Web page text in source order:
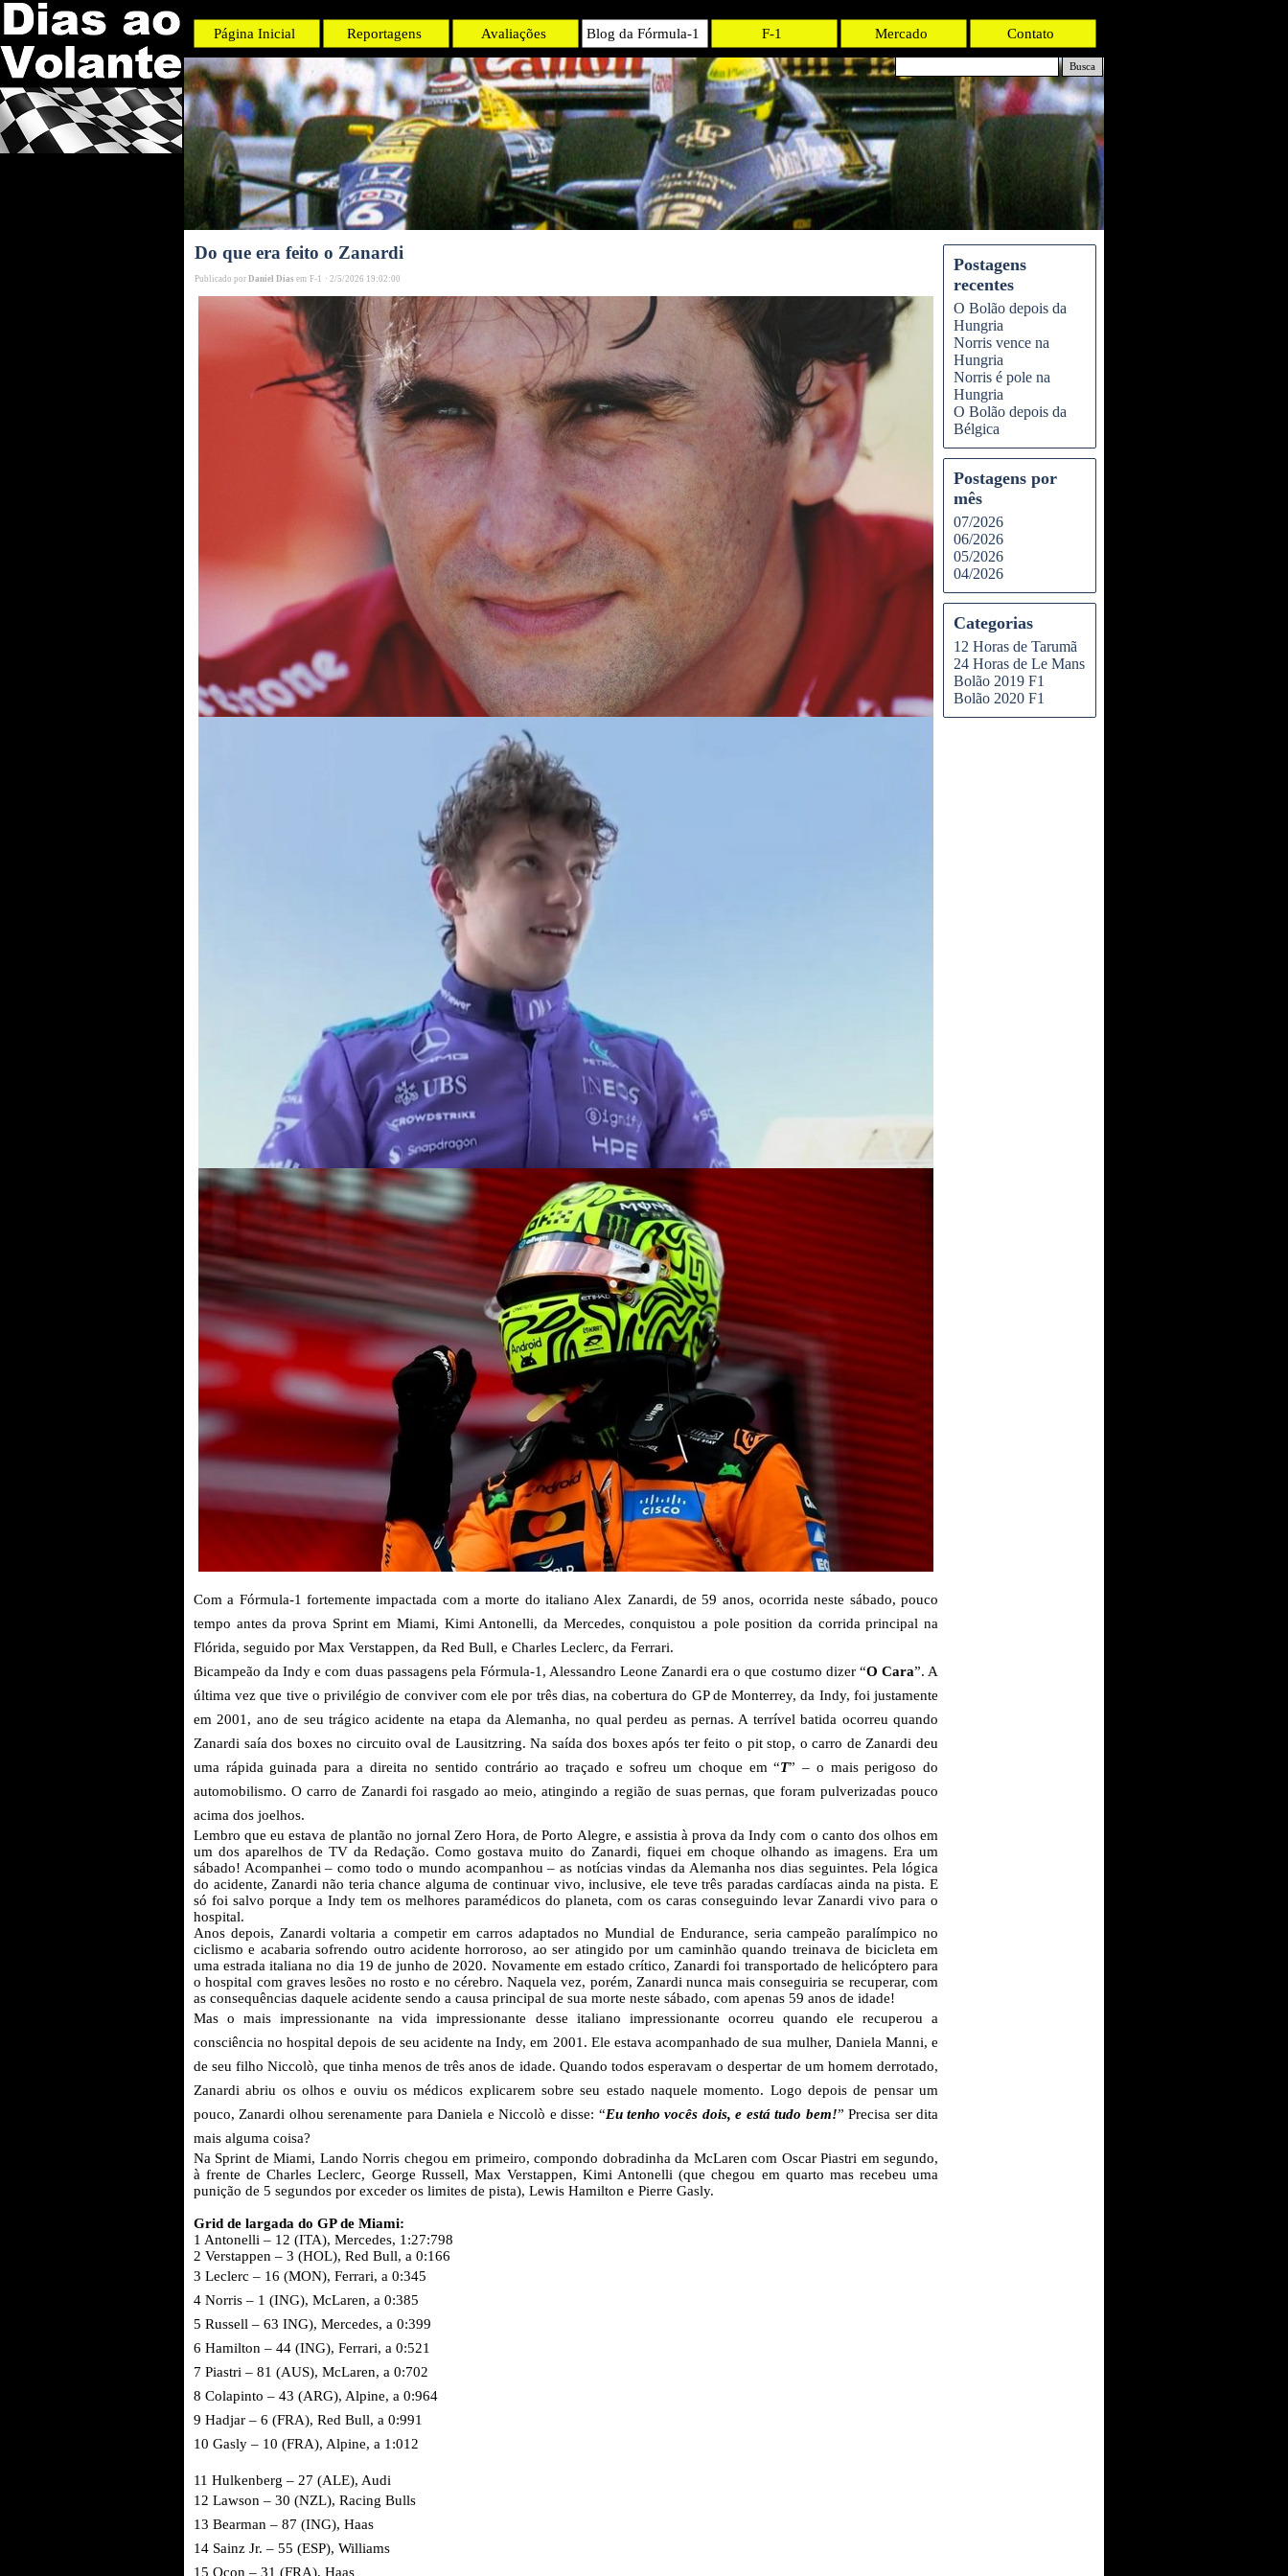
Busca
Página Inicial Reportagens Avaliações Blog da Fórmula-1 F-1 Mercado Contato
Do que era feito o Zanardi
Publicado por Daniel Dias em F-1 · 2/5/2026 19:02:00
Com a Fórmula-1 fortemente impactada com a morte do italiano Alex Zanardi, de 59 anos, ocorrida neste sábado, pouco
tempo antes da prova Sprint em Miami, Kimi Antonelli, da Mercedes, conquistou a pole position da corrida principal na
Flórida, seguido por Max Verstappen, da Red Bull, e Charles Leclerc, da Ferrari.
Bicampeão da Indy e com duas passagens pela Fórmula-1, Alessandro Leone Zanardi era o que costumo dizer “O Cara”. A
última vez que tive o privilégio de conviver com ele por três dias, na cobertura do GP de Monterrey, da Indy, foi justamente
em 2001, ano de seu trágico acidente na etapa da Alemanha, no qual perdeu as pernas. A terrível batida ocorreu quando
Zanardi saía dos boxes no circuito oval de Lausitzring. Na saída dos boxes após ter feito o pit stop, o carro de Zanardi deu
uma rápida guinada para a direita no sentido contrário ao traçado e sofreu um choque em “T” – o mais perigoso do
automobilismo. O carro de Zanardi foi rasgado ao meio, atingindo a região de suas pernas, que foram pulverizadas pouco
acima dos joelhos.
Lembro que eu estava de plantão no jornal Zero Hora, de Porto Alegre, e assistia à prova da Indy com o canto dos olhos em
um dos aparelhos de TV da Redação. Como gostava muito do Zanardi, fiquei em choque olhando as imagens. Era um
sábado! Acompanhei – como todo o mundo acompanhou – as notícias vindas da Alemanha nos dias seguintes. Pela lógica
do acidente, Zanardi não teria chance alguma de continuar vivo, inclusive, ele teve três paradas cardíacas ainda na pista. E
só foi salvo porque a Indy tem os melhores paramédicos do planeta, com os caras conseguindo levar Zanardi vivo para o
hospital.
Anos depois, Zanardi voltaria a competir em carros adaptados no Mundial de Endurance, seria campeão paralímpico no
ciclismo e acabaria sofrendo outro acidente horroroso, ao ser atingido por um caminhão quando treinava de bicicleta em
uma estrada italiana no dia 19 de junho de 2020. Novamente em estado crítico, Zanardi foi transportado de helicóptero para
o hospital com graves lesões no rosto e no cérebro. Naquela vez, porém, Zanardi nunca mais conseguiria se recuperar, com
as consequências daquele acidente sendo a causa principal de sua morte neste sábado, com apenas 59 anos de idade!
Mas o mais impressionante na vida impressionante desse italiano impressionante ocorreu quando ele recuperou a
consciência no hospital depois de seu acidente na Indy, em 2001. Ele estava acompanhado de sua mulher, Daniela Manni, e
de seu filho Niccolò, que tinha menos de três anos de idade. Quando todos esperavam o despertar de um homem derrotado,
Zanardi abriu os olhos e ouviu os médicos explicarem sobre seu estado naquele momento. Logo depois de pensar um
pouco, Zanardi olhou serenamente para Daniela e Niccolò e disse: “Eu tenho vocês dois, e está tudo bem!” Precisa ser dita
mais alguma coisa?
Na Sprint de Miami, Lando Norris chegou em primeiro, compondo dobradinha da McLaren com Oscar Piastri em segundo,
à frente de Charles Leclerc, George Russell, Max Verstappen, Kimi Antonelli (que chegou em quarto mas recebeu uma
punição de 5 segundos por exceder os limites de pista), Lewis Hamilton e Pierre Gasly.
Grid de largada do GP de Miami:
1 Antonelli – 12 (ITA), Mercedes, 1:27:798
2 Verstappen – 3 (HOL), Red Bull, a 0:166
3 Leclerc – 16 (MON), Ferrari, a 0:345
4 Norris – 1 (ING), McLaren, a 0:385
5 Russell – 63 ING), Mercedes, a 0:399
6 Hamilton – 44 (ING), Ferrari, a 0:521
7 Piastri – 81 (AUS), McLaren, a 0:702
8 Colapinto – 43 (ARG), Alpine, a 0:964
9 Hadjar – 6 (FRA), Red Bull, a 0:991
10 Gasly – 10 (FRA), Alpine, a 1:012
11 Hulkenberg – 27 (ALE), Audi
12 Lawson – 30 (NZL), Racing Bulls
13 Bearman – 87 (ING), Haas
14 Sainz Jr. – 55 (ESP), Williams
15 Ocon – 31 (FRA), Haas
Postagens
recentes
O Bolão depois da
Hungria
Norris vence na
Hungria
Norris é pole na
Hungria
O Bolão depois da
Bélgica
Postagens por
mês
07/2026
06/2026
05/2026
04/2026
Categorias
12 Horas de Tarumã
24 Horas de Le Mans
Bolão 2019 F1
Bolão 2020 F1